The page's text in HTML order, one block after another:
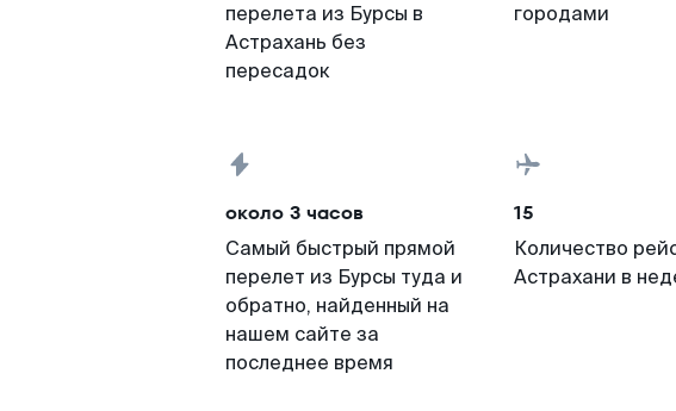
перелета из Бурсы в
Астрахань без
пересадок
городами
около 3 часов
Самый быстрый прямой
перелет из Бурсы туда и
обратно, найденный на
нашем сайте за
последнее время
15
Количество
Астрахани в